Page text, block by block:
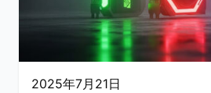
2025年7月21日